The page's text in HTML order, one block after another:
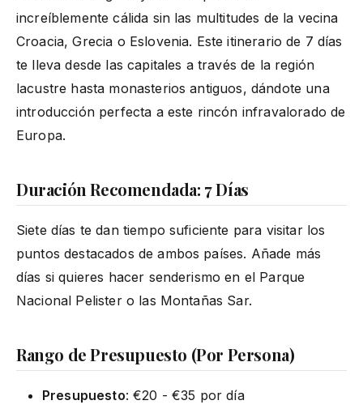
increíblemente cálida sin las multitudes de la vecina
Croacia, Grecia o Eslovenia. Este itinerario de 7 días
te lleva desde las capitales a través de la región
lacustre hasta monasterios antiguos, dándote una
introducción perfecta a este rincón infravalorado de
Europa.
Duración Recomendada: 7 Días
Siete días te dan tiempo suficiente para visitar los
puntos destacados de ambos países. Añade más
días si quieres hacer senderismo en el Parque
Nacional Pelister o las Montañas Sar.
Rango de Presupuesto (Por Persona)
Presupuesto: €20 - €35 por día